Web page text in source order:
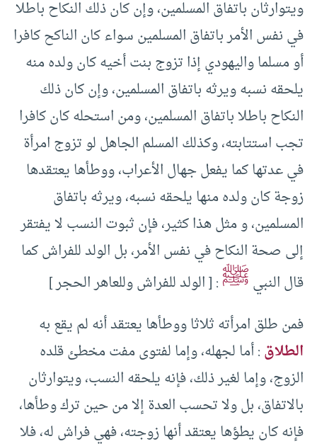
ويتوارثان باتفاق المسلمين، وإن كان ذلك النكاح باطلا
في نفس الأمر باتفاق المسلمين سواء كان الناكح كافرا
أو مسلما واليهودي إذا تزوج بنت أخيه كان ولده منه
يلحقه نسبه ويرثه باتفاق المسلمين، وإن كان ذلك
النكاح باطلا باتفاق المسلمين، ومن استحله كان كافرا
تجب استتابته، وكذلك المسلم الجاهل لو تزوج امرأة
في عدتها كما يفعل جهال الأعراب، ووطأها يعتقدها
زوجة كان ولده منها يلحقه نسبه، ويرثه باتفاق
المسلمين، و مثل هذا كثير، فإن ثبوت النسب لا يفتقر
إلى صحة النكاح في نفس الأمر، بل الولد للفراش كما
قال النبيﷺ: [ الولد للفراش وللعاهر الحجر ]
فمن طلق امرأته ثلاثا ووطأها يعتقد أنه لم يقع به
الطلاق: أما لجهله، وإما لفتوى مفت مخطئ قلده
الزوج، وإما لغير ذلك، فإنه يلحقه النسب، ويتوارثان
بالاتفاق، بل ولا تحسب العدة إلا من حين ترك وطأها،
فإنه كان يطؤها يعتقد أنها زوجته، فهي فراش له، فلا